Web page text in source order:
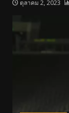
ตุลาคม 2, 2023